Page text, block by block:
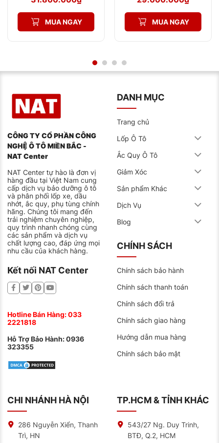
MUA NGAY MUA NGAY
CÔNG TY CỔ PHẦN CÔNG
NGHỆ Ô TÔ MIỀN BẮC -
NAT Center
NAT Center tự hào là đơn vị
hàng đầu tại Việt Nam cung
cấp dịch vụ bảo dưỡng ô tô
và phân phối lốp xe, dầu
nhớt, ắc quy, phụ tùng chính
hãng. Chúng tôi mang đến
trải nghiệm chuyên nghiệp,
quy trình nhanh chóng cùng
các sản phẩm và dịch vụ
chất lượng cao, đáp ứng mọi
nhu cầu của khách hàng.
Kết nối NAT Center
Hotline Bán Hàng:033
2221818
Hỗ Trợ Bảo Hành:0936
323355
DANH MỤC
Trang chủ
Lốp Ô Tô
Ắc Quy Ô Tô
Giảm Xóc
Sản phẩm Khác
Dịch Vụ
Blog
CHÍNH SÁCH
Chính sách bảo hành
Chính sách thanh toán
Chính sách đổi trả
Chính sách giao hàng
Hướng dẫn mua hàng
Chính sách bảo mật
CHI NHÁNH HÀ NỘI
286 Nguyễn Xiển, Thanh
Trì, HN
TP.HCM & TỈNH KHÁC
543/27 Ng. Duy Trinh,
BTĐ, Q.2, HCM